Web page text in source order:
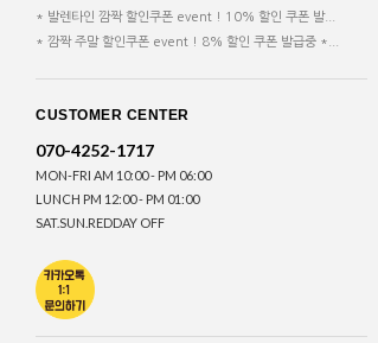
* 발렌타인 깜짝 할인쿠폰 event ! 10% 할인 쿠폰 발...
* 깜짝 주말 할인쿠폰 event ! 8% 할인 쿠폰 발급중 *...
CUSTOMER CENTER
070-4252-1717
MON-FRI AM 10:00 - PM 06:00
LUNCH PM 12:00 - PM 01:00
SAT.SUN.REDDAY OFF